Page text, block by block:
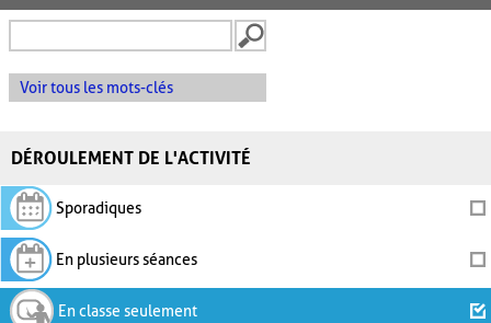
Voir tous les mots-clés
DÉROULEMENT DE L'ACTIVITÉ
Sporadiques
En plusieurs séances
En classe seulement